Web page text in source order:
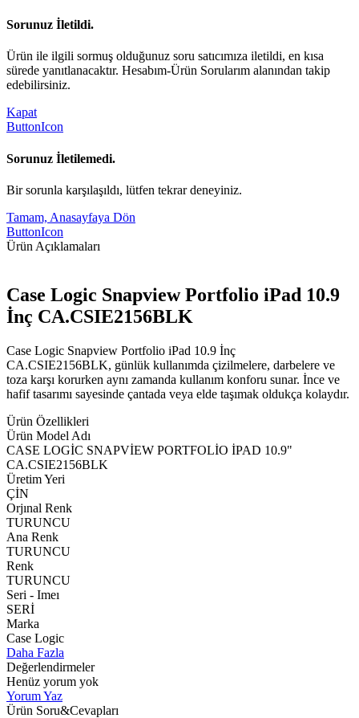
Sorunuz İletildi.
Ürün ile ilgili sormuş olduğunuz soru satıcımıza iletildi, en kısa
sürede yanıtlanacaktır. Hesabım-Ürün Sorularım alanından takip
edebilirsiniz.
Kapat
ButtonIcon
Sorunuz İletilemedi.
Bir sorunla karşılaşıldı, lütfen tekrar deneyiniz.
Tamam, Anasayfaya Dön
ButtonIcon
Ürün Açıklamaları
Case Logic Snapview Portfolio iPad 10.9
İnç CA.CSIE2156BLK
Case Logic Snapview Portfolio iPad 10.9 İnç
CA.CSIE2156BLK, günlük kullanımda çizilmelere, darbelere ve
toza karşı korurken aynı zamanda kullanım konforu sunar. İnce ve
hafif tasarımı sayesinde çantada veya elde taşımak oldukça kolaydır.
Ürün Özellikleri
Ürün Model Adı
CASE LOGİC SNAPVİEW PORTFOLİO İPAD 10.9"
CA.CSIE2156BLK
Üretim Yeri
ÇİN
Orjınal Renk
TURUNCU
Ana Renk
TURUNCU
Renk
TURUNCU
Seri - Imeı
SERİ
Marka
Case Logic
Daha Fazla
Değerlendirmeler
Henüz yorum yok
Yorum Yaz
Ürün Soru&Cevapları